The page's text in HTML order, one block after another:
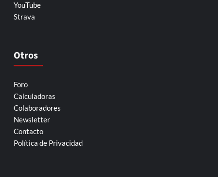
YouTube
Strava
Otros
Foro
Calculadoras
Colaboradores
Newsletter
Contacto
Política de Privacidad